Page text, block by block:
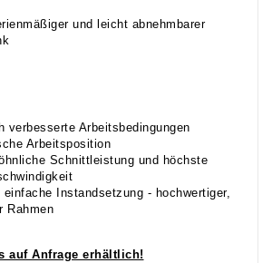
und leicht abnehmbarer
verbesserte Arbeitsbedingungen
Arbeitsposition
Schnittleistung und höchste
einfache Instandsetzung - hochwertiger,
Rahmen
auf Anfrage erhältlich!